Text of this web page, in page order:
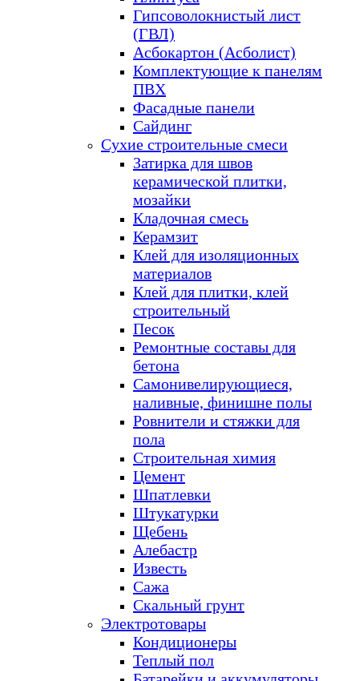
Гипсоволокнистый лист
(ГВЛ)
Асбокартон (Асболист)
Комплектующие к панелям
ПВХ
Фасадные панели
Сайдинг
Сухие строительные смеси
Затирка для швов
керамической плитки,
мозайки
Кладочная смесь
Керамзит
Клей для изоляционных
материалов
Клей для плитки, клей
строительный
Песок
Ремонтные составы для
бетона
Самонивелирующиеся,
наливные, финишне полы
Ровнители и стяжки для
пола
Строительная химия
Цемент
Шпатлевки
Штукатурки
Щебень
Алебастр
Известь
Сажа
Скальный грунт
Электротовары
Кондиционеры
Теплый пол